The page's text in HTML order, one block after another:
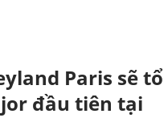
Paris sẽ tổ
đầu tiên tại